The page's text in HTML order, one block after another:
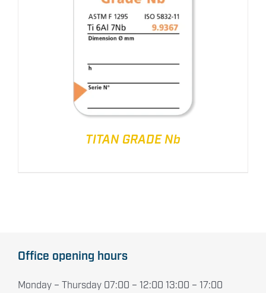
TITAN GRADE Nb
Office opening hours
Monday – Thursday 07:00 – 12:00 13:00 – 17:00